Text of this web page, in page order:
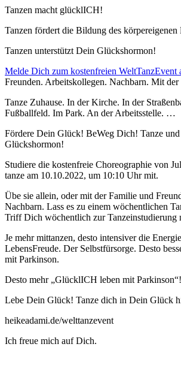
Tanzen macht glücklICH!
Tanzen fördert die Bildung des
Tanzen unterstützt Dein Glückshormon!
Melde Dich zum kostenfreien WeltTanzEvent
Freunden. Arbeitskollegen. Nachbarn. Mit
Tanze Zuhause. In der Kirche. In der
Fußballfeld. Im Park. An der Arbeitsstelle. …
Fördere Dein Glück! BeWeg Dich! Tanze
Glückshormon!
Studiere die kostenfreie Choreographie von
tanze am 10.10.2022, um 10:10 Uhr mit.
Übe sie allein, oder mit der Familie und
Nachbarn. Lass es zu einem wöchentlichen
Triff Dich wöchentlich zur Tanzeinstudierung
Je mehr mittanzen, desto intensiver die
LebensFreude. Der Selbstfürsorge. Desto
mit Parkinson.
Desto mehr „GlücklICH leben mit Parkinson“!
Lebe Dein Glück! Tanze dich in Dein Glück
heikeadami.de/welttanzevent
Ich freue mich auf Dich.